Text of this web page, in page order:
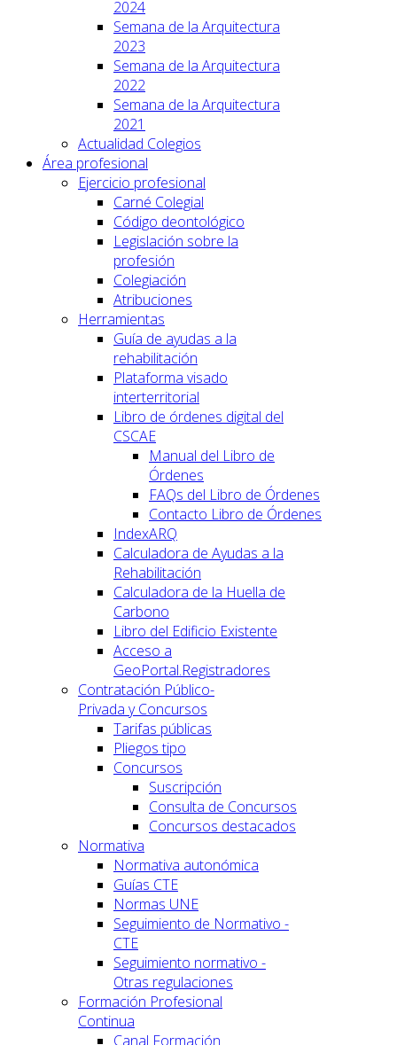
2024
Semana de la Arquitectura
2023
Semana de la Arquitectura
2022
Semana de la Arquitectura
2021
Actualidad Colegios
Área profesional
Ejercicio profesional
Carné Colegial
Código deontológico
Legislación sobre la
profesión
Colegiación
Atribuciones
Herramientas
Guía de ayudas a la
rehabilitación
Plataforma visado
interterritorial
Libro de órdenes digital del
CSCAE
Manual del Libro de
Órdenes
FAQs del Libro de Órdenes
Contacto Libro de Órdenes
IndexARQ
Calculadora de Ayudas a la
Rehabilitación
Calculadora de la Huella de
Carbono
Libro del Edificio Existente
Acceso a
GeoPortal.Registradores
Contratación Público-
Privada y Concursos
Tarifas públicas
Pliegos tipo
Concursos
Suscripción
Consulta de Concursos
Concursos destacados
Normativa
Normativa autonómica
Guías CTE
Normas UNE
Seguimiento de Normativo -
CTE
Seguimiento normativo -
Otras regulaciones
Formación Profesional
Continua
Canal Formación